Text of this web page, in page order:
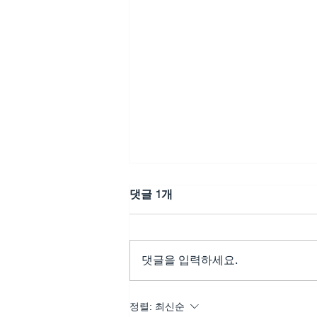
비아그라50mg구매, 당신도
댓글 1개
댓글을 입력하세요.
정렬: 최신순